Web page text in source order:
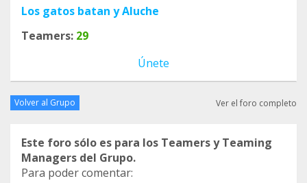
Los gatos batan y Aluche
Teamers: 29
Únete
Volver al Grupo Ver el foro completo
Este foro sólo es para los Teamers y Teaming
Managers del Grupo.
Para poder comentar: